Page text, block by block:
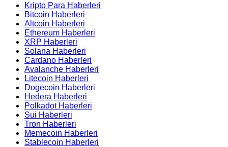
Kripto Para Haberleri
Bitcoin Haberleri
Altcoin Haberleri
Ethereum Haberleri
XRP Haberleri
Solana Haberleri
Cardano Haberleri
Avalanche Haberleri
Litecoin Haberleri
Dogecoin Haberleri
Hedera Haberleri
Polkadot Haberleri
Sui Haberleri
Tron Haberleri
Memecoin Haberleri
Stablecoin Haberleri